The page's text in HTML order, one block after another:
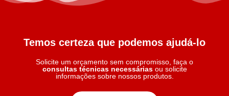
Temos certeza que podemos ajudá-lo
Solicite um orçamento sem compromisso, faça o
consultas técnicas necessáriasou solicite
informações sobre nossos produtos.